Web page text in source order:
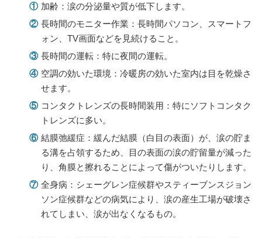
① 加齢：涙の分泌量や質が低下します。
② 長時間のモニター作業：長時間パソコン、スマートフ
ォン、TV画面などを見続けること。
③ 長時間の運転：特に夜間の運転。
④ 空調の効いた環境：冷暖房の効いた室内は目を乾燥さ
せます。
⑤ コンタクトレンズの長時間装用：特にソフトコンタク
トレンズに多い。
⑥ 結膜弛緩症：緩んだ結膜（白目の表面）が、涙の貯ま
る溝を占領するため、目の表面の涙の貯留量が減った
り、角膜と擦れることによって傷がついたりします。
⑦ 全身病：シェーグレン症候群やスティーブンスジョン
ソン症候群などの病気により、涙の産生工場が破壊さ
れてしまい、涙が出なくなるもの。